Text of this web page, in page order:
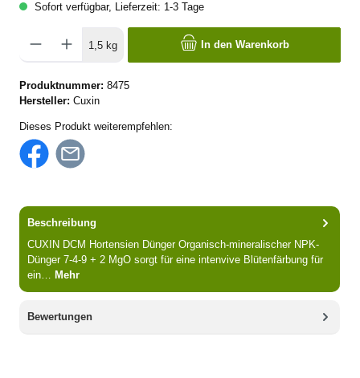
Sofort verfügbar, Lieferzeit: 1-3 Tage
1,5 kg In den Warenkorb
Produktnummer: 8475
Hersteller: Cuxin
Dieses Produkt weiterempfehlen:
Beschreibung
CUXIN DCM Hortensien Dünger Organisch-mineralischer NPK-
Dünger 7-4-9 + 2 MgO sorgt für eine intenvive Blütenfärbung für
ein… Mehr
Bewertungen